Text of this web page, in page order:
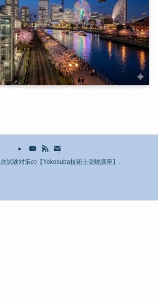
試験対策の【Yokosuba技術士受験講座】.